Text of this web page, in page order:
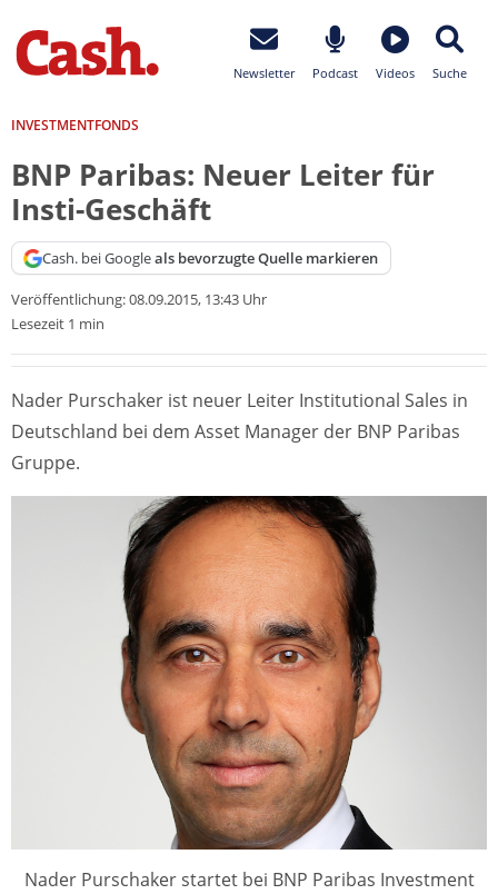
Newsletter Podcast Videos Suche
INVESTMENTFONDS
BNP Paribas: Neuer Leiter für
Insti-Geschäft
Cash. bei Googleals bevorzugte Quelle markieren
Veröffentlichung:08.09.2015, 13:43 Uhr
Lesezeit 1 min
Nader Purschaker ist neuer Leiter Institutional Sales in
Deutschland bei dem Asset Manager der BNP Paribas
Gruppe.
Nader Purschaker startet bei BNP Paribas Investment